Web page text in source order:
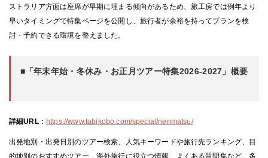
ストラリア方面は座席が早期に埋まる傾向があるため、旅工房では例年より
早いタイミングで特集ページを公開し、旅行者が余裕を持ってプランを検
討・予約できる環境を整えました。
■「年末年始・冬休み・お正月ツアー特集2026-2027」概要
詳細URL： https://www.tabikobo.com/special/nenmatsu/
出発地別・出発日別のツアー検索、人気キーワードや旅行先ランキング、目
的地別のおすすめツアー、海外旅行に役立つ情報、よくある質問集など、多